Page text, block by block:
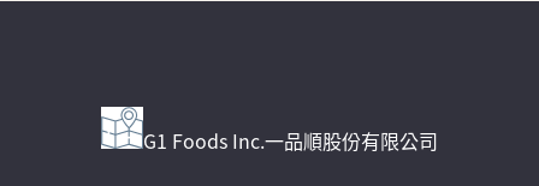
G1 Foods Inc.一品順股份有限公司